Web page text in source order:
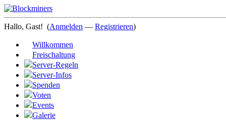
Hallo, Gast! (Anmelden — Registrieren)
Willkommen
Freischaltung
Server-Regeln
Server-Infos
Spenden
Voten
Events
Galerie